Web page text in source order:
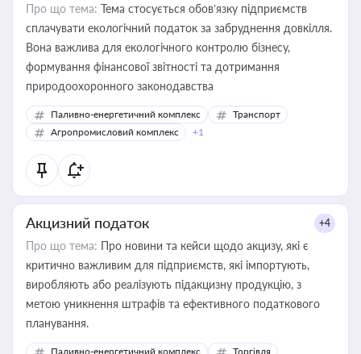
Про що тема: Тема стосується обов’язку підприємств
сплачувати екологічний податок за забруднення довкілля.
Вона важлива для екологічного контролю бізнесу,
формування фінансової звітності та дотримання
природоохоронного законодавства
Паливно-енергетичний комплекс
Транспорт
Агропромисловий комплекс
+1
Акцизний податок +4
Про що тема: Про новини та кейси щодо акцизу, які є
критично важливим для підприємств, які імпортують,
виробляють або реалізують підакцизну продукцію, з
метою уникнення штрафів та ефективного податкового
планування.
Паливно-енергетичний комплекс
Торгівля